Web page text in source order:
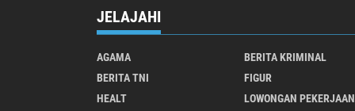
JELAJAHI
AGAMA BERITA KRIMINAL
BERITA TNI
FIGUR
HEALT
LOWONGAN PEKERJAAN